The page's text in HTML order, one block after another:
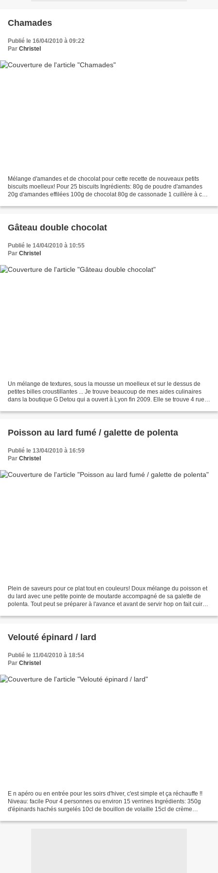
Chamades
Publié le 16/04/2010 à 09:22
Par Christel
Mélange d'amandes et de chocolat pour cette recette de nouveaux petits
biscuits moelleux! Pour 25 biscuits Ingrédients: 80g de poudre d'amandes
20g d'amandes effilées 100g de chocolat 80g de cassonade 1 cuillère à café
Gâteau double chocolat
Publié le 14/04/2010 à 10:55
Par Christel
Un mélange de textures, sous la mousse un moelleux et sur le dessus de
petites billes croustillantes ... Je trouve beaucoup de mes aides culinaires
dans la boutique G Detou qui a ouvert à Lyon fin 2009. Elle se trouve 4 rue
Poisson au lard fumé / galette de polenta
Publié le 13/04/2010 à 16:59
Par Christel
Plein de saveurs pour ce plat tout en couleurs! Doux mélange du poisson et
du lard avec une petite pointe de moutarde accompagné de sa galette de
polenta. Tout peut se préparer à l'avance et avant de servir hop on fait cuire
Velouté épinard / lard
Publié le 11/04/2010 à 18:54
Par Christel
E n apéro ou en entrée pour les soirs d'hiver, c'est simple et ça réchauffe !!
Niveau: facile Pour 4 personnes ou environ 15 verrines Ingrédients: 350g
d'épinards hachés surgelés 10cl de bouillon de volaille 15cl de crème